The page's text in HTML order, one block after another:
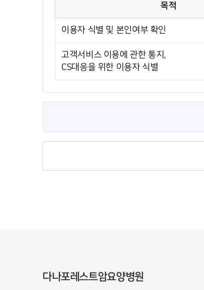
목적
이용자 식별 및 본인여부 확인
고객서비스 이용에 관한 통지,
CS대응을 위한 이용자 식별
다나포레스트암요양병원